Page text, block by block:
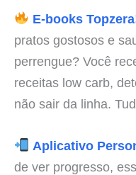
E-books
pratos gostosos e
perrengue? Você
receitas low carb,
não sair da linha.
Aplicativo
de ver progresso,